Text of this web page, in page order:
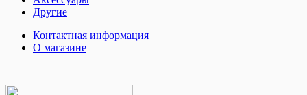
Другие
Контактная информация
О магазине